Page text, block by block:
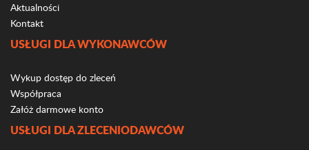
Aktualności
Kontakt
USŁUGI DLA WYKONAWCÓW
Wykup dostęp do zleceń
Współpraca
Załóż darmowe konto
USŁUGI DLA ZLECENIODAWCÓW